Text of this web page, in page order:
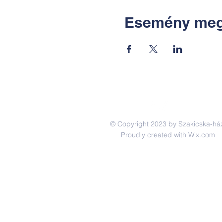
Esemény
© Copyright 2023 by Szakicska-
Proudly created with Wix.com